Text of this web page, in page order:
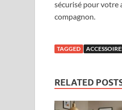
sécurisé pour votre
compagnon.
TAGGED
RELATED